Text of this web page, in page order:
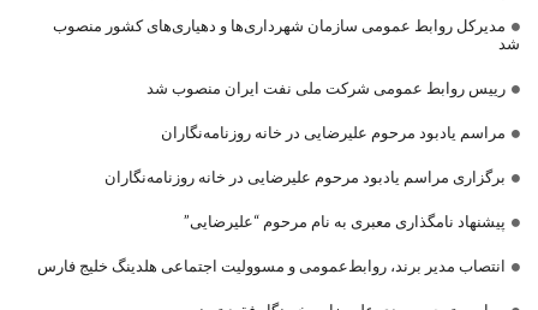
مدیرکل روابط عمومی سازمان شهرداری‌ها و دهیاری‌های کشور منصوب
شد
رییس روابط عمومی شرکت ملی نفت ایران منصوب شد
مراسم یادبود مرحوم علیرضایی در خانه روزنامه‌نگاران
برگزاری مراسم یادبود مرحوم علیرضایی در خانه روزنامه‌نگاران
پیشنهاد نامگذاری معبری به نام مرحوم “علیرضایی”
انتصاب مدیر برند، روابط‌عمومی و مسوولیت اجتماعی هلدینگ خلیج فارس